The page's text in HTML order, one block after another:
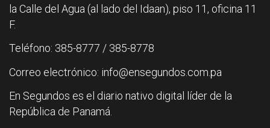
la Calle del Agua (al lado del Idaan), piso 11, oficina 11
F.
Teléfono: 385-8777 / 385-8778
Correo electrónico: info@ensegundos.com.pa
En Segundos es el diario nativo digital líder de la
República de Panamá.